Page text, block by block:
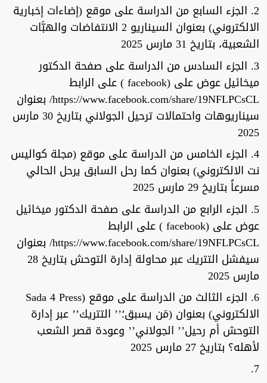
2. الجزء السابع من الدراسة على موقع (إضاءات إخبارية
الالكتروني) بعنوان السيناريو 2 الانتفاضات والهبَّات
الشعبية، بتاريخ 31 مارس 2025
3. الجزء السادس من الدراسة على صفحة الدكتور
ميخائيل عوض على (facebook ) على الرابط
https://www.facebook.com/share/19NFLPCsCL/ بعنوان
سيناريوهات واحتمالات ترحيل الجولاني بتاريخ 30 مارس
2025
4. الجزء الخامس من الدراسة على موقع (مجلة كواليس
نت الالكتروني) بعنوان كما رحل السابق يرحل الحالي
مسرعاً بتاريخ 29 مارس 2025
5. الجزء الرابع من الدراسة على صفحة الدكتور ميخائيل
عوض على (facebook ) على الرابط
https://www.facebook.com/share/19NFLPCsCL/ بعنوان
سيفشل التتريك عبر محاولة إدارة التوحش بتاريخ 28
مارس 2025
6. الجزء الثالث من الدراسة على موقع (Sada 4 Press
الالكتروني) بعنوان (مَن يسبق؛’’ التتريك’’ عبر إدارة
التوحش أم رحيل’’ الجولاني’’ وعودة قصر الشعب
لأهله؟ بتاريخ 27 مارس 2025
7.